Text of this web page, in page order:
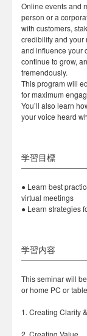
Online events and
person or a
with customers,
credibility and your
and influence your
continue to grow,
tremendously.
This program will
for maximum
You’ll also learn
your voice heard
学習目標
● Learn best
virtual meetings
● Learn strategies
学習内容
This seminar will
or home PC or
1. Creating Clarity
2. Creating Value